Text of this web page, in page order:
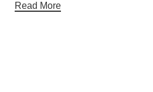
Read More